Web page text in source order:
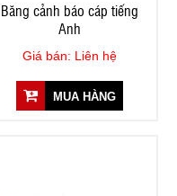
Băng cảnh báo cáp tiếng
Anh
Giá bán: Liên hệ
MUA HÀNG